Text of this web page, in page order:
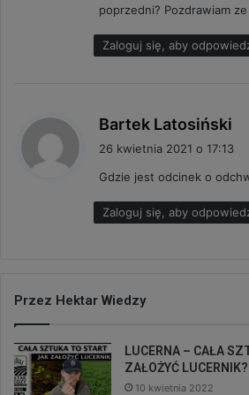
:
poprzedni? Pozdrawiam
Zaloguj się, aby
Bartek Latosiński
z
e
:
26 kwietnia 2021 o 17:13
Gdzie jest odcinek o
Zaloguj się, aby
Przez Hektar Wiedzy
LUCERNA – CAŁA
ZAŁOŻYĆ
10 kwietnia 2022